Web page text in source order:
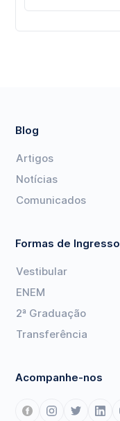
Blog
Artigos
Notícias
Comunicados
Formas de Ingresso
Vestibular
ENEM
2ª Graduação
Transferência
Acompanhe-nos